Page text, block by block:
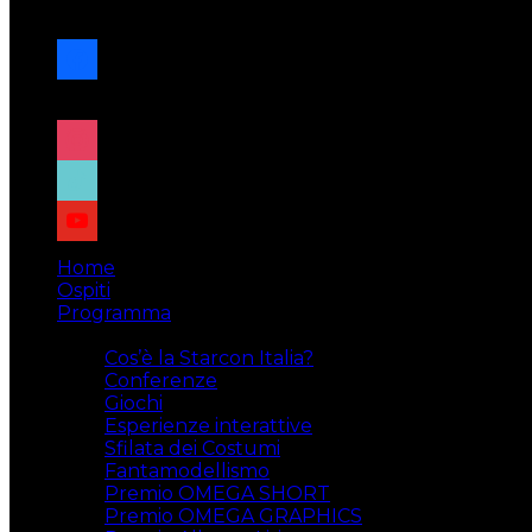
facebook
x
instagram
tiktok
youtube
Home
Ospiti
Programma
Cos’è la Starcon Italia?
Conferenze
Giochi
Esperienze interattive
Sfilata dei Costumi
Fantamodellismo
Premio OMEGA SHORT
Premio OMEGA GRAPHICS